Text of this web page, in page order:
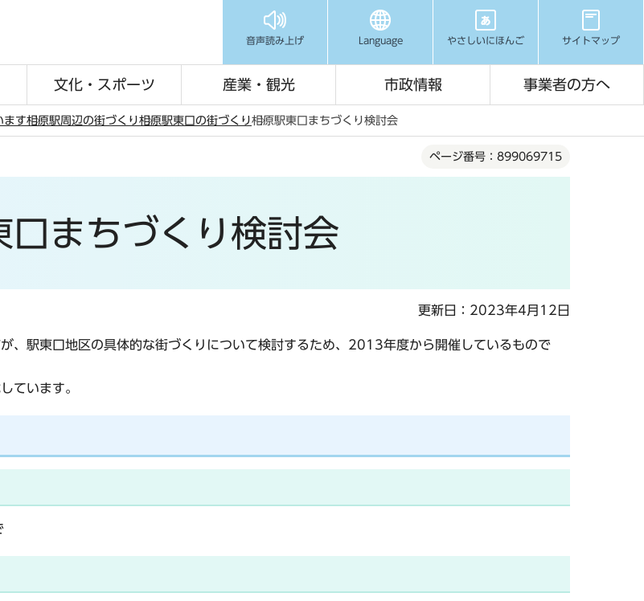
音声読み上げ Language やさしいにほんご サイトマップ
文化・スポーツ 産業・観光 市政情報 事業者の方へ
ます相原駅周辺の街づくり相原駅東口の街づくり相原駅東口まちづくり検討会
ページ番号：899069715
口まちづくり検討会
更新日：2023年4月12日
、駅東口地区の具体的な街づくりについて検討するため、2013年度から開催しているもので
ています。